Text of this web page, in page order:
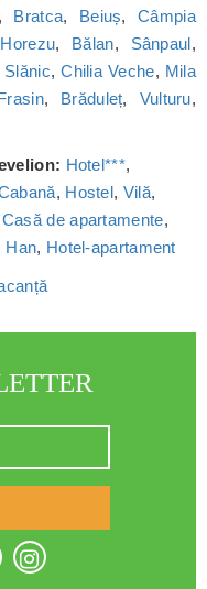
, Bratca, Beiuș,Câmpia
Horezu, Bălan, Sânpaul,
Slănic,Chilia Veche, Mila
, Brăduleț, Vulturu,
Hotel***,
, Hostel, Vilă,
Casă de apartamente,
Han, Hotel-apartament